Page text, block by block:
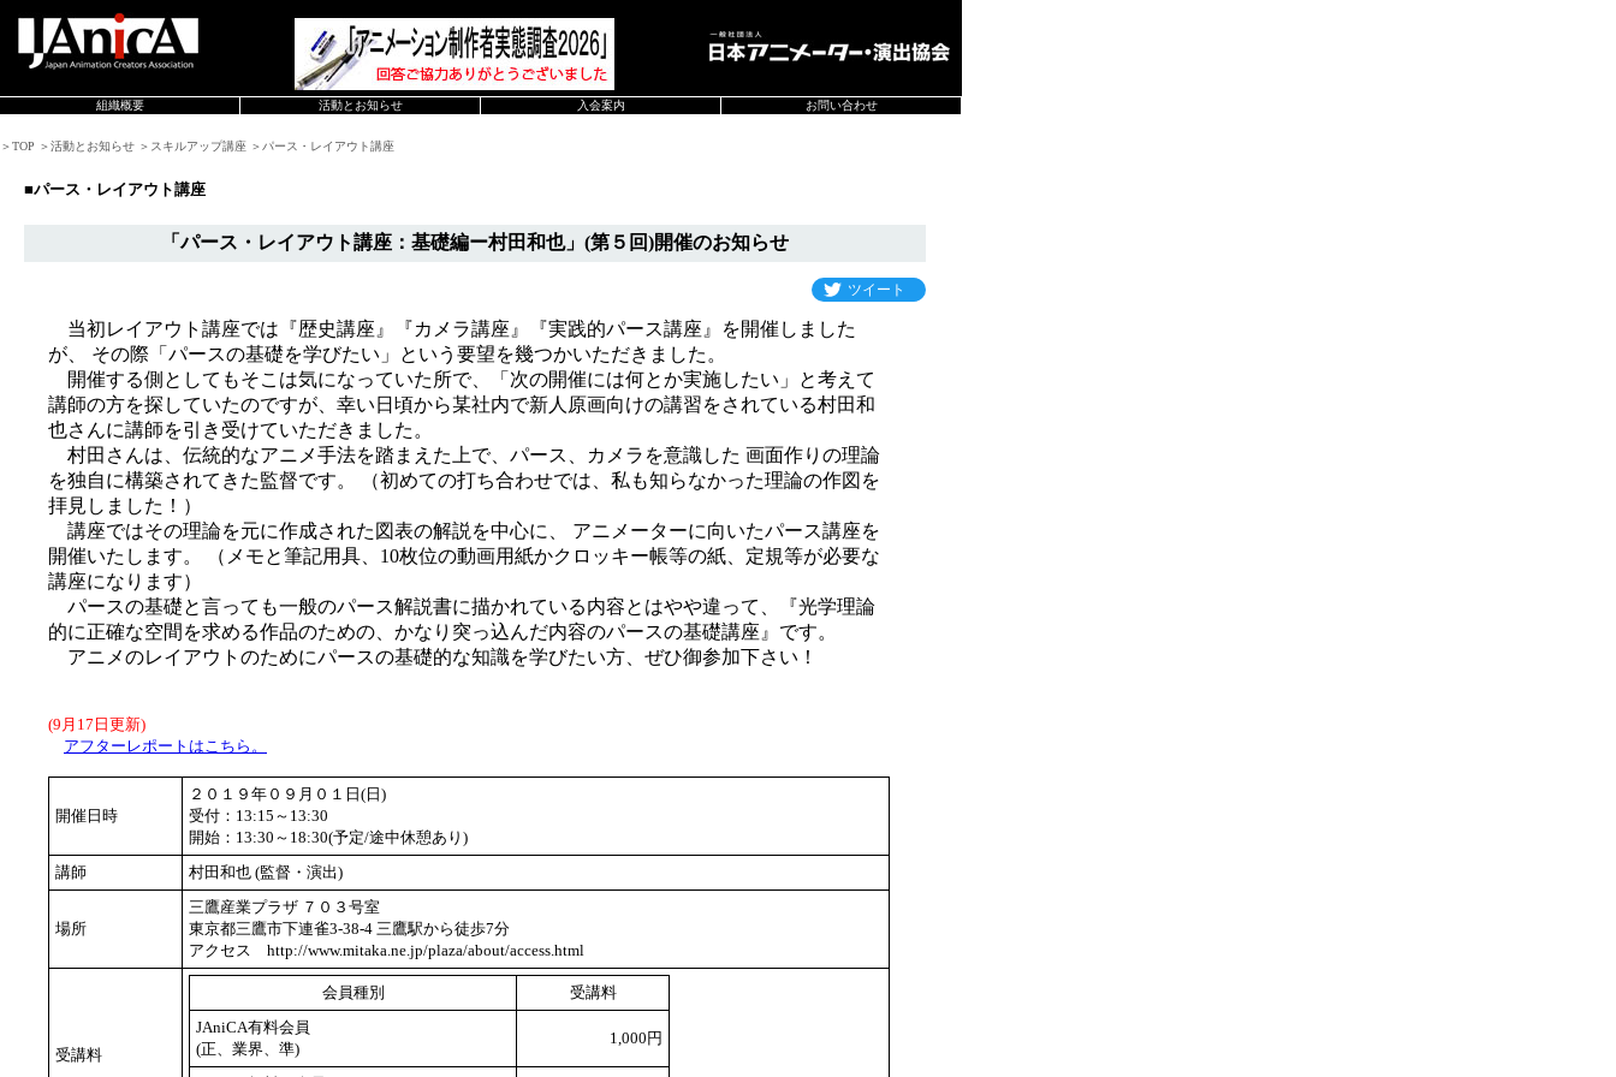
組織概要 活動とお知らせ 入会案内 お問い合わせ
＞TOP ＞活動とお知らせ ＞スキルアップ講座 ＞パース・レイアウト講座
■パース・レイアウト講座
「パース・レイアウト講座：基礎編ー村田和也」(第５回)開催のお知らせ
ツイート
当初レイアウト講座では『歴史講座』『カメラ講座』『実践的パース講座』を開催しました
が、 その際「パースの基礎を学びたい」という要望を幾つかいただきました。
開催する側としてもそこは気になっていた所で、「次の開催には何とか実施したい」と考えて
講師の方を探していたのですが、幸い日頃から某社内で新人原画向けの講習をされている村田和
也さんに講師を引き受けていただきました。
村田さんは、伝統的なアニメ手法を踏まえた上で、パース、カメラを意識した 画面作りの理論
を独自に構築されてきた監督です。 （初めての打ち合わせでは、私も知らなかった理論の作図を
拝見しました！）
講座ではその理論を元に作成された図表の解説を中心に、 アニメーターに向いたパース講座を
開催いたします。 （メモと筆記用具、10枚位の動画用紙かクロッキー帳等の紙、定規等が必要な
講座になります）
パースの基礎と言っても一般のパース解説書に描かれている内容とはやや違って、『光学理論
的に正確な空間を求める作品のための、かなり突っ込んだ内容のパースの基礎講座』です。
アニメのレイアウトのためにパースの基礎的な知識を学びたい方、ぜひ御参加下さい！
(9月17日更新)
アフターレポートはこちら。
開催日時
２０１９年０９月０１日(日)
受付：13:15～13:30
開始：13:30～18:30(予定/途中休憩あり)
講師
村田和也 (監督・演出)
場所
三鷹産業プラザ ７０３号室
東京都三鷹市下連雀3-38-4 三鷹駅から徒歩7分
アクセス http://www.mitaka.ne.jp/plaza/about/access.html
受講料
会員種別
受講料
JAniCA有料会員
(正、業界、準)
1,000円